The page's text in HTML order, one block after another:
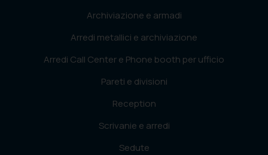
Archiviazione e armadi
Arredi metallici e archiviazione
Arredi Call Center e Phone booth per ufficio
Pareti e divisioni
Reception
Scrivanie e arredi
Sedute